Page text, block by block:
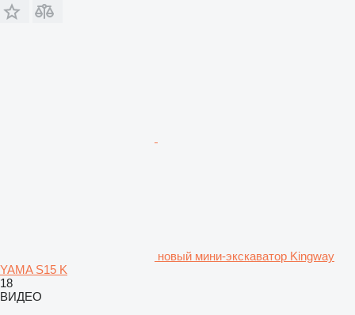
новый мини-экскаватор Kingway
YAMA S15 K
18
ВИДЕО